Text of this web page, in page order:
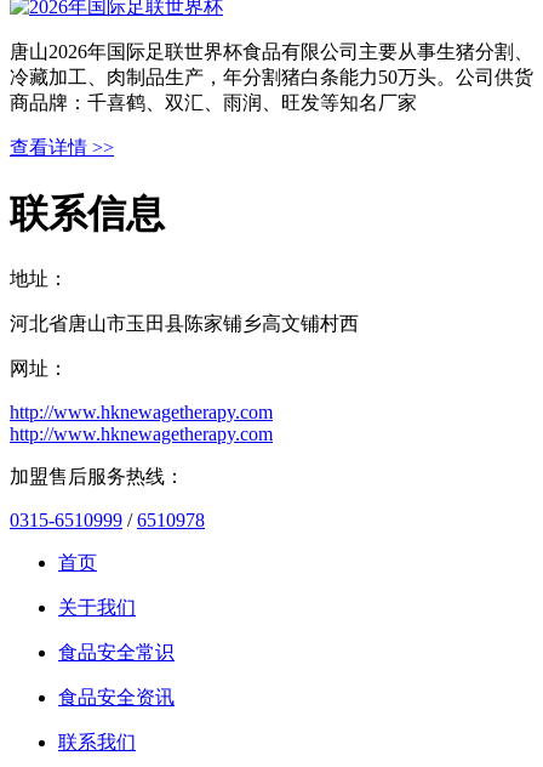
唐山2026年国际足联世界杯食品有限公司主要从事生猪分割、
冷藏加工、肉制品生产，年分割猪白条能力50万头。公司供货
商品牌：千喜鹤、双汇、雨润、旺发等知名厂家
查看详情 >>
联系信息
地址：
河北省唐山市玉田县陈家铺乡高文铺村西
网址：
http://www.hknewagetherapy.com
http://www.hknewagetherapy.com
加盟售后服务热线：
0315-6510999 /6510978
首页
关于我们
食品安全常识
食品安全资讯
联系我们